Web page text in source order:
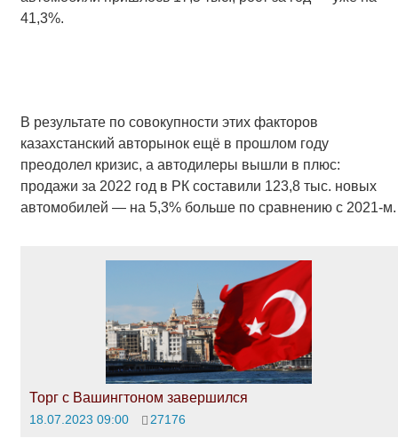
41,3%.
В результате по совокупности этих факторов
казахстанский авторынок ещё в прошлом году
преодолел кризис, а автодилеры вышли в плюс:
продажи за 2022 год в РК составили 123,8 тыс. новых
автомобилей — на 5,3% больше по сравнению с 2021-м.
Торг с Вашингтоном завершился
18.07.2023 09:00 27176